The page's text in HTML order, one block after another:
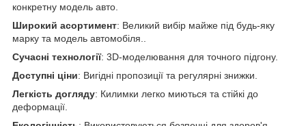
конкретну модель авто.
Широкий асортимент: Великий вибір майже під будь-яку
марку та модель автомобіля..
Сучасні технології: 3D-моделювання для точного підгону.
Доступні ціни: Вигідні пропозиції та регулярні знижки.
Легкість догляду: Килимки легко миються та стійкі до
деформації.